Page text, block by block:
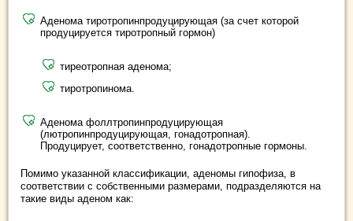
Аденома тиротропинпродуцирующая (за счет которой
продуцируется тиротропный гормон)
тиреотропная аденома;
тиротропинома.
Аденома фоллтропинпродуцирующая
(лютропинпродуцирующая, гонадотропная).
Продуцирует, соответственно, гонадотропные гормоны.
Помимо указанной классификации, аденомы гипофиза, в
соответствии с собственными размерами, подразделяются на
такие виды аденом как: